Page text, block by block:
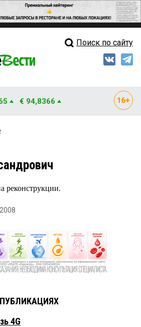
Свежий выпускПоиск по сайту
€ 94,8366
реконструкции.
4G